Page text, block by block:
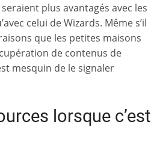
plus avantagés avec les
celui de Wizards. Même s’il
que les petites maisons
de contenus de
mesquin de le signaler
lorsque c’est